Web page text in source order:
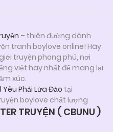
– thiên đường dành
tranh boylove online! Hãy
truyện phong phú, nơi
việt hay nhất để mang lại
xúc.
Yêu Phải Lừa Đảo tại
boylove chất lượng
TRUYỆN ( CBUNU )